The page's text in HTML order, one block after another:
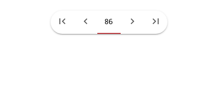
first_page chevron_left 86 chevron_right last_page